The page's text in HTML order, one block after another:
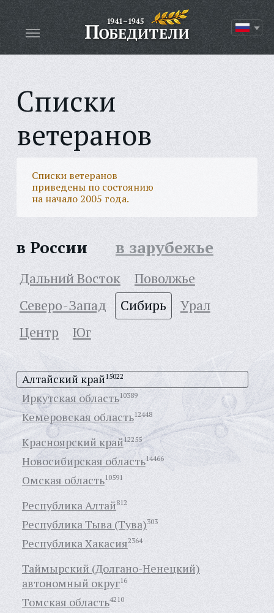
Списки
ветеранов
Списки ветеранов
приведены по состоянию
на начало 2005 года.
в России в зарубежье
Дальний Восток
Поволжье
Северо-Запад
Сибирь
Урал
Центр
Юг
Алтайский край15022
Иркутская область10389
Кемеровская область12448
Красноярский край12255
Новосибирская область14466
Омская область10591
Республика Алтай812
Республика Тыва (Тува)303
Республика Хакасия2364
Таймырский (Долгано-Ненецкий)
автономный округ16
Томская область4210